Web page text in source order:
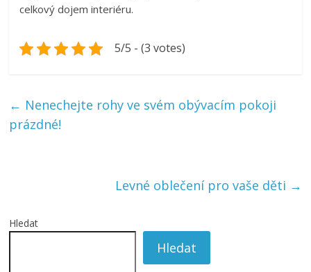
celkový dojem interiéru.
5/5 - (3 votes)
← Nenechejte rohy ve svém obývacím pokoji
prázdné!
Levné oblečení pro vaše děti →
Hledat
Hledat